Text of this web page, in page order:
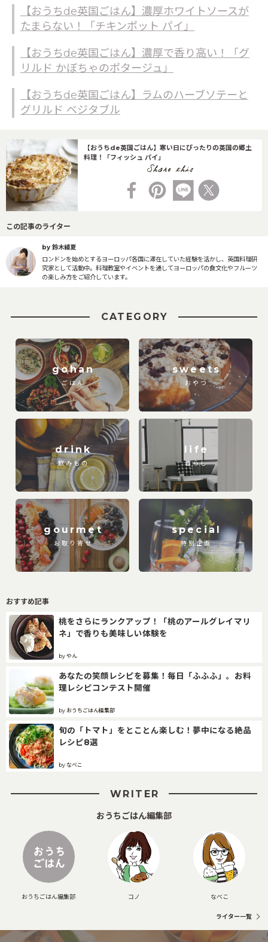
【おうちde英国ごはん】濃厚ホワイトソースが
たまらない！「チキンポット パイ」
【おうちde英国ごはん】濃厚で香り高い！「グ
リルド かぼちゃのポタージュ」
【おうちde英国ごはん】ラムのハーブソテーと
グリルド ベジタブル
【おうちde英国ごはん】寒い日にぴったりの英国の郷土
料理！「フィッシュ パイ」
この記事のライター
by 鈴木綾夏
ロンドンを始めとするヨーロッパ各国に滞在していた経験を活かし、英国料理研
究家として活動中。料理教室やイベントを通してヨーロッパの食文化やフルーツ
の楽しみ方をご紹介しています。
CATEGORY
gohan
ごはん
sweets
おやつ
drink
飲みもの
life
暮らし
gourmet
お取り寄せ
special
特別企画
おすすめ記事
桃をさらにランクアップ！「桃のアールグレイマリ
ネ」で香りも美味しい体験を
by やん
あなたの笑顔レシピを募集！毎日「ふふふ」。お料
理レシピコンテスト開催
by おうちごはん編集部
旬の「トマト」をとことん楽しむ！夢中になる絶品
レシピ8選
by なべこ
WRITER
おうちごはん編集部
おうちごはん編集部 コノ なべこ
ライター一覧